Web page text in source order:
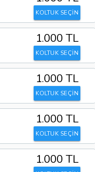
KOLTUK SEÇİN
1.000 TL
KOLTUK SEÇİN
1.000 TL
KOLTUK SEÇİN
1.000 TL
KOLTUK SEÇİN
1.000 TL